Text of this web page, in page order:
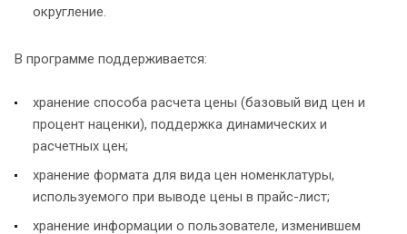
округление.
В программе поддерживается:
хранение способа расчета цены (базовый вид цен и
процент наценки), поддержка динамических и
расчетных цен;
хранение формата для вида цен номенклатуры,
используемого при выводе цены в прайс-лист;
хранение информации о пользователе, изменившем